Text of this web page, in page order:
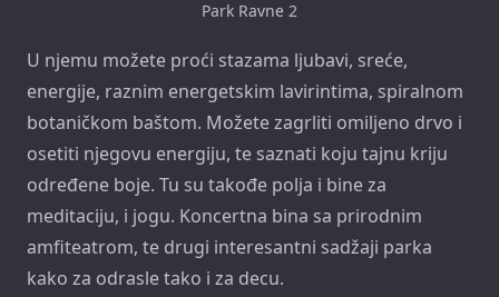
Park Ravne 2
U njemu možete proći stazama ljubavi, sreće,
energije, raznim energetskim lavirintima, spiralnom
botaničkom baštom. Možete zagrliti omiljeno drvo i
osetiti njegovu energiju, te saznati koju tajnu kriju
određene boje. Tu su takođe polja i bine za
meditaciju, i jogu. Koncertna bina sa prirodnim
amfiteatrom, te drugi interesantni sadžaji parka
kako za odrasle tako i za decu.